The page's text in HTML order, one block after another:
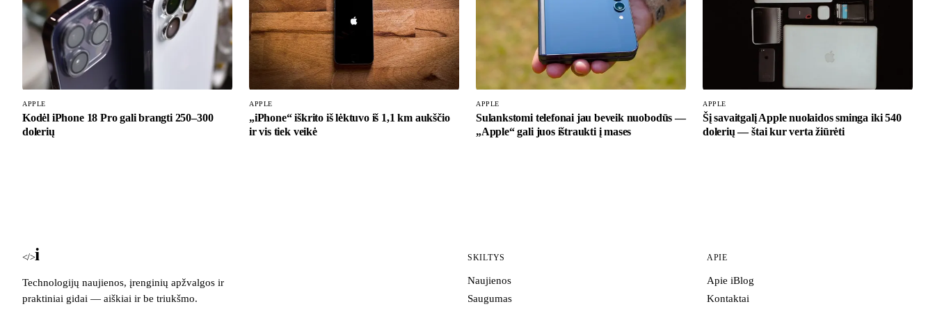
APPLE
Kodėl iPhone 18 Pro gali brangti 250–300
dolerių
APPLE
„iPhone“ iškrito iš lėktuvo iš 1,1 km aukščio
ir vis tiek veikė
APPLE
Sulankstomi telefonai jau beveik nuobodūs —
„Apple“ gali juos ištraukti į mases
APPLE
Šį savaitgalį Apple nuolaidos sminga iki 540
dolerių — štai kur verta žiūrėti
</>iBlog
Technologijų naujienos, įrenginių apžvalgos ir
praktiniai gidai — aiškiai ir be triukšmo.
SKILTYS
Naujienos
Saugumas
APIE
Apie iBlog
Kontaktai